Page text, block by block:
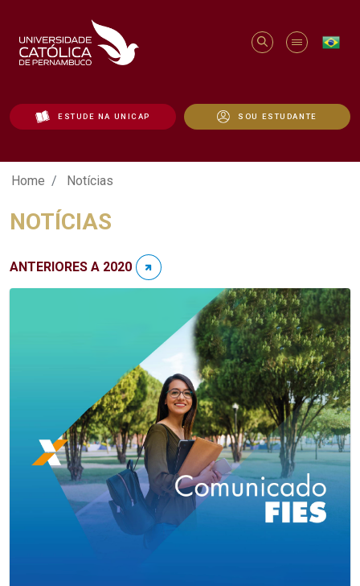
ESTUDE NA UNICAP SOU ESTUDANTE
Notícias - Unicap
Home Notícias
NOTÍCIAS
ANTERIORES A 2020